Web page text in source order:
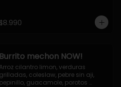
$8.990
Burrito mechon NOW!
Arroz cilantro limon, verduras
grilladas, coleslaw, pebre sin aji,
pepinillo, guacamole, porotos